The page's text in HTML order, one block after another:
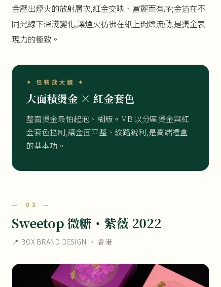
金壓出煙火的放射層次,紅金交映、富麗而有序;金箔在不
同光線下深淺變化,讓煙火彷彿在紙上閃爍流動,是燙金表
現力的極致。
✦ 包裝放大鏡 ✦
大面積燙金 × 紅金套色
整面燙金最怕起泡、糊版。MB 以分區燙金與紅
金套色控制,讓金面平整、紋路銳利,是高端禮盒
的基本功。
— 03 —
Sweetop 微糖・紫薇 2022
📍 BOX BRAND DESIGN ・ 香港